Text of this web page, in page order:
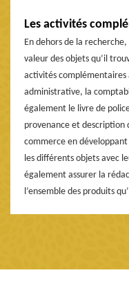
Les activités
En dehors de la
valeur des objets qu’il
activités complémentaires
administrative, la
également le livre de
provenance et description
commerce en
les différents objets avec
également assurer la
l’ensemble des produits